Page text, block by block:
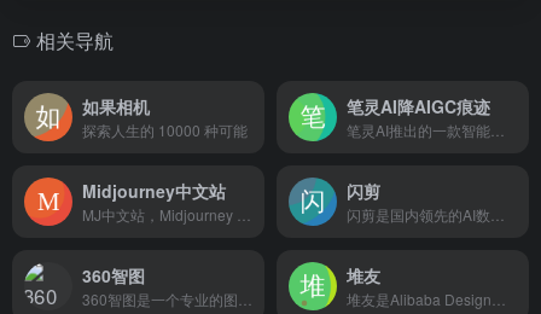
相关导航
如果相机
探索人生的 10000 种可能
笔灵AI降AIGC痕迹
Midjourney中文站 闪剪
360智图 堆友